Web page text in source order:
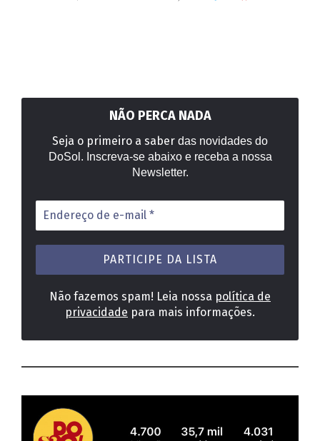
NÃO PERCA NADA
Seja o primeiro a saber das novidades do
DoSol. Inscreva-se abaixo e receba a nossa
Newsletter.
Endereço
de
e-
mail
Não fazemos spam! Leia nossa política de
privacidade para mais informações.